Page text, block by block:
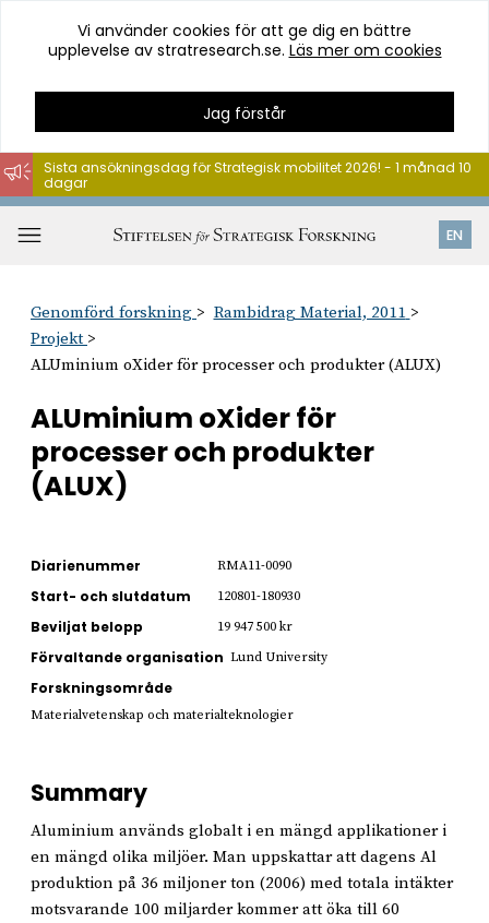
Hoppa
till
innehåll
Vi använder cookies för att ge dig en bättre
upplevelse av stratresearch.se. Läs mer om cookies
Jag förstår
EN
Sista ansökningsdag för Strategisk mobilitet 2026! - 1 månad 10
dagar
Genomförd forskning
Rambidrag Material, 2011
Projekt
ALUminium oXider för processer och produkter (ALUX)
ALUminium oXider för
processer och produkter
(ALUX)
Diarienummer RMA11-0090
Start- och slutdatum 120801-180930
Beviljat belopp 19 947 500 kr
Förvaltande organisation Lund University
Forskningsområde
Materialvetenskap och materialteknologier
Summary
Aluminium används globalt i en mängd applikationer i
en mängd olika miljöer. Man uppskattar att dagens Al
produktion på 36 miljoner ton (2006) med totala intäkter
motsvarande 100 miljarder kommer att öka till 60